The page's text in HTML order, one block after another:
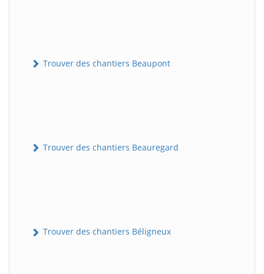
Trouver des chantiers Beaupont
Trouver des chantiers Beauregard
Trouver des chantiers Béligneux